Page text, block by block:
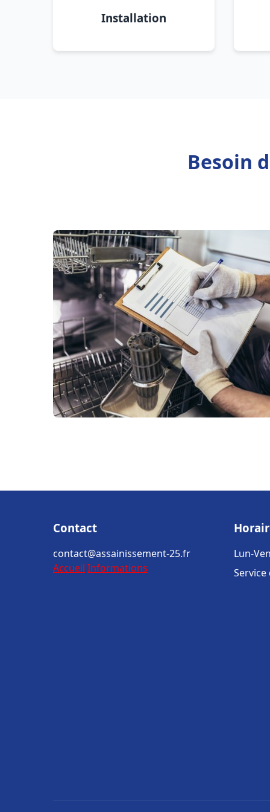
Installation
Besoin
Contact
contact@assainissement-25.fr
Accueil Informations
Lun-